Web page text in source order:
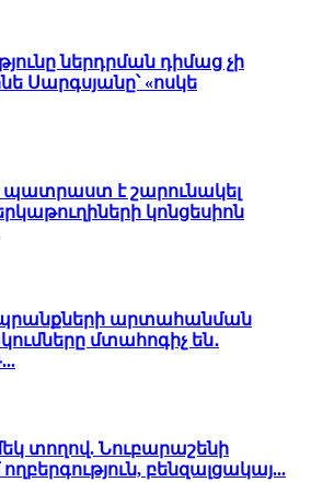
ներդրման դիմաց չի
Սարգսյանը՝ «ոսկե
է շարունակել
կոնցեսիոն
արտահանման
մտահոգիչ են․
մեկ տողով. Նուբարաշենի
բենզալցակայ...